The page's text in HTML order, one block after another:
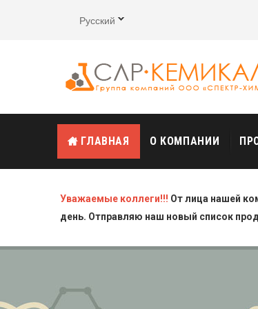
Русский
ГЛАВНАЯ О КОМПАНИИ
Уважаемые коллеги!!! От лица нашей
день. Отправляю наш новый список